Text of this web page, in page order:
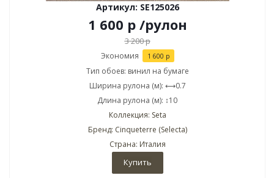
Артикул: SE125026
1 600 р /рулон
3 200р
Экономия 1 600 р
Тип обоев: винил на бумаге
Ширина рулона (м): ⟷0.7
Длина рулона (м): ↕10
Коллекция: Seta
Бренд: Cinqueterre (Selecta)
Страна: Италия
Купить